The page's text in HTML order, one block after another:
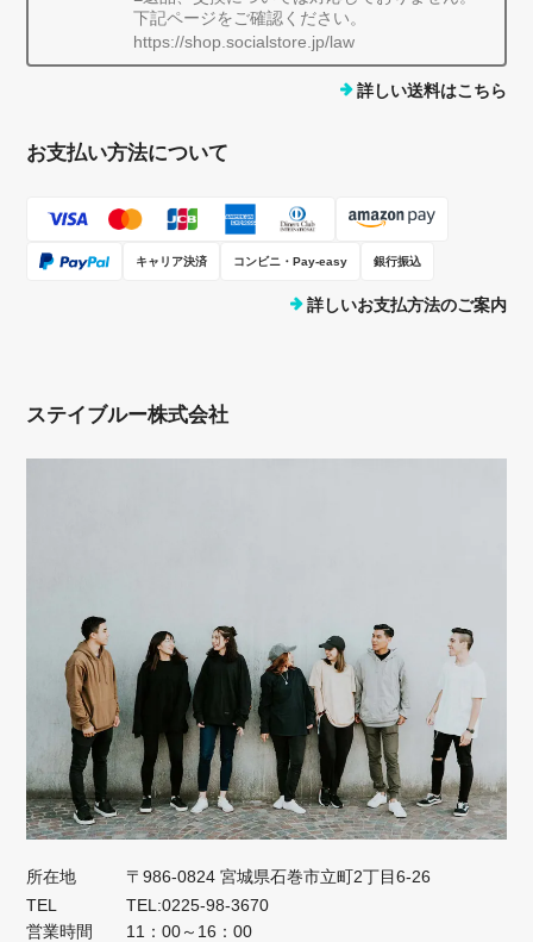
下記ページをご確認ください。
https://shop.socialstore.jp/law
詳しい送料はこちら
お支払い方法について
キャリア決済 コンビニ・Pay-easy 銀行振込
詳しいお支払方法のご案内
ステイブルー株式会社
所在地
〒986-0824 宮城県石巻市立町2丁目6-26
TEL
TEL:0225-98-3670
営業時間
11：00～16：00